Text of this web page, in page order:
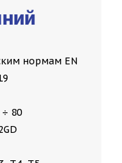
нормам EN
80